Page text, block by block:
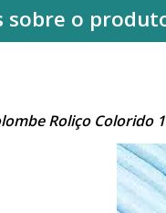
sobre o
Roliço Colorido